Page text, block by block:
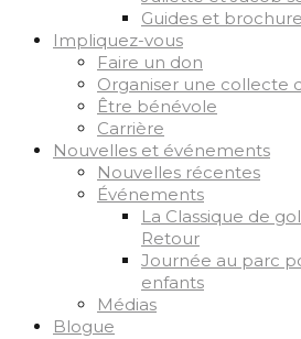
Guides et
Impliquez-vous
Faire un don
Organiser une collecte
Être bénévole
Carrière
Nouvelles et événements
Nouvelles récentes
Événements
La Classique de
Retour
Journée au parc
enfants
Médias
Blogue